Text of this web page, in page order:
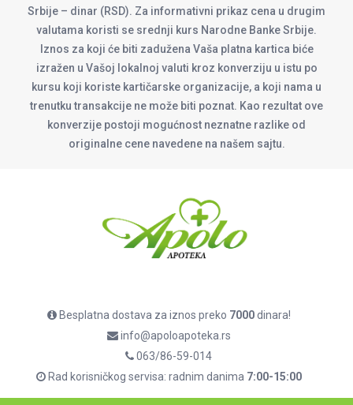
Srbije – dinar (RSD). Za informativni prikaz cena u drugim
valutama koristi se srednji kurs Narodne Banke Srbije.
Iznos za koji će biti zadužena Vaša platna kartica biće
izražen u Vašoj lokalnoj valuti kroz konverziju u istu po
kursu koji koriste kartičarske organizacije, a koji nama u
trenutku transakcije ne može biti poznat. Kao rezultat ove
konverzije postoji mogućnost neznatne razlike od
originalne cene navedene na našem sajtu.
Besplatna dostava za iznos preko 7000dinara!
info@apoloapoteka.rs
063/86-59-014
Rad korisničkog servisa: radnim danima 7:00-15:00